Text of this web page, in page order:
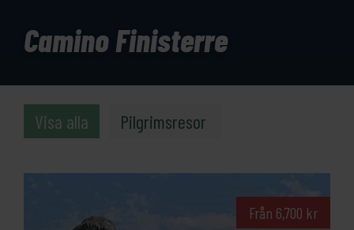
Camino Finisterre
Visa alla Pilgrimsresor
Från 6,700 kr